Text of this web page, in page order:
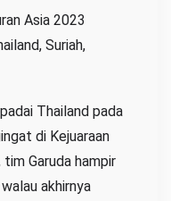
Asia 2023
Suriah,
Thailand pada
di Kejuaraan
Garuda hampir
akhirnya